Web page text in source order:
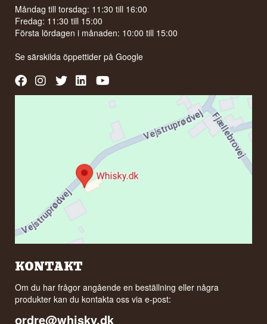
Måndag till torsdag: 11:30 till 16:00
Fredag: 11:30 till 15:00
Första lördagen i månaden: 10:00 till 15:00
Se särskilda öppettider påGoogle
KONTAKT
Om du har frågor angående en beställning eller några
produkter kan du kontakta oss via e-post:
ordre@whisky.dk